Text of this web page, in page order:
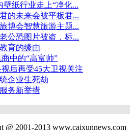
纸行业走上“净化...
的未来会被平板君...
博会智慧旅游主题...
公恐图片被盗，标...
育的缘由
中的“高富帅”
后再受45大卫视关注
企业生死劫
务新举措
2001-2013 www.caixunnews.com